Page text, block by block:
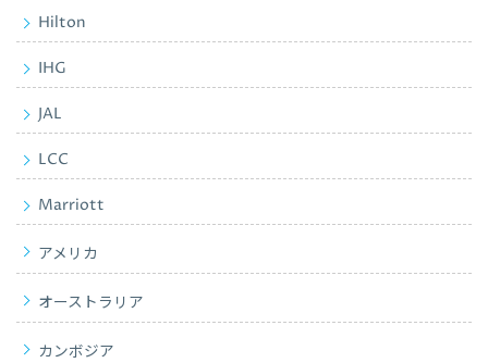
Hilton
IHG
JAL
LCC
Marriott
アメリカ
オーストラリア
カンボジア